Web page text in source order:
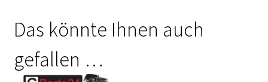
Das könnte Ihnen auch
gefallen …